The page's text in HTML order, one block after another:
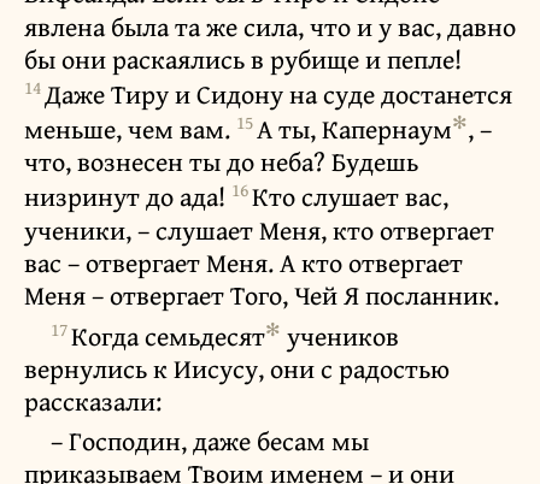
явлена была та же сила, что и у вас, давно
бы они раскаялись в рубище и пепле!
14Даже Тиру и Сидону на суде достанется
меньше, чем вам. 15А ты, Капернаум✻, –
что, вознесен ты до неба? Будешь
низринут до ада! 16Кто слушает вас,
ученики, – слушает Меня, кто отвергает
вас – отвергает Меня. А кто отвергает
Меня – отвергает Того, Чей Я посланник.
17Когда семьдесят✻ учеников
вернулись к Иисусу, они с радостью
рассказали:
– Господин, даже бесам мы
приказываем Твоим именем – и они